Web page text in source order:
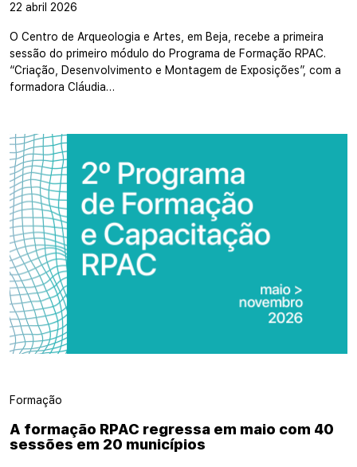
22 abril 2026
O Centro de Arqueologia e Artes, em Beja, recebe a primeira
sessão do primeiro módulo do Programa de Formação RPAC.
“Criação, Desenvolvimento e Montagem de Exposições”, com a
formadora Cláudia…
Formação
A formação RPAC regressa em maio com 40
sessões em 20 municípios